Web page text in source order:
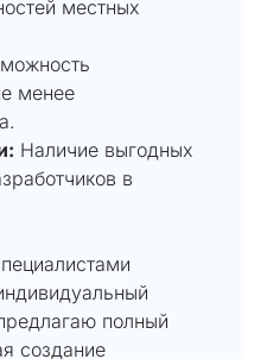
местных
менее
Наличие выгодных
в
полный
создание